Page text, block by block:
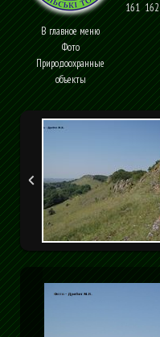
В главное меню
Фото
Природоохранные
объекты
161 162